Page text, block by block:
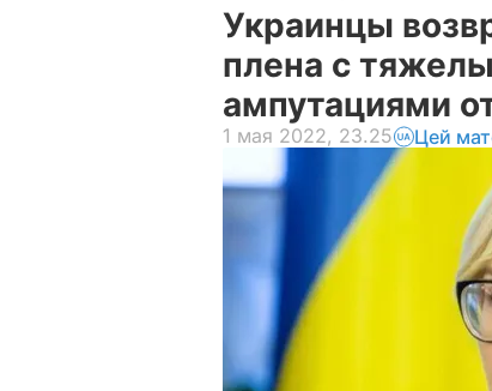
Украинцы
плена с
ампутациями
1 мая 2022, 23.25 Цей